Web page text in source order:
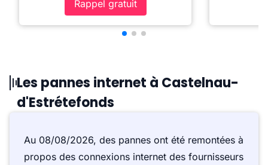
Rappel gratuit
Les pannes internet à Castelnau-
d'Estrétefonds
Au 08/08/2026, des pannes ont été remontées à
propos des connexions internet des fournisseurs